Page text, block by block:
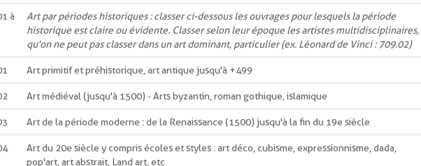
à
Art par périodes historiques : classer ci-dessous les ouvrages pour lesquels la période
historique est claire ou évidente. Classer selon leur époque les artistes multidisciplinaires,
qu'on ne peut pas classer dans un art dominant, particulier (ex. Léonard de Vinci : 709.02)
Art primitif et préhistorique, art antique jusqu'à +499
Art médiéval (jusqu'à 1500) - Arts byzantin, roman gothique, islamique
Art de la période moderne : de la Renaissance (1500) jusqu'à la fin du 19e siècle
Art du 20e siècle y compris écoles et styles : art déco, cubisme, expressionnisme, dada,
pop'art, art abstrait, Land art, etc